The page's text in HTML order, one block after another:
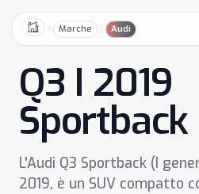
HomeMarche Audi
Q3 I 2019
Sportback
L'Audi Q3 Sportback (I
2019, è un SUV compatto